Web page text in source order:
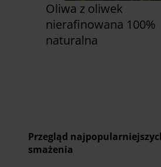
Oliwa z oliwek
nierafinowana 100%
naturalna
Przegląd
smażenia